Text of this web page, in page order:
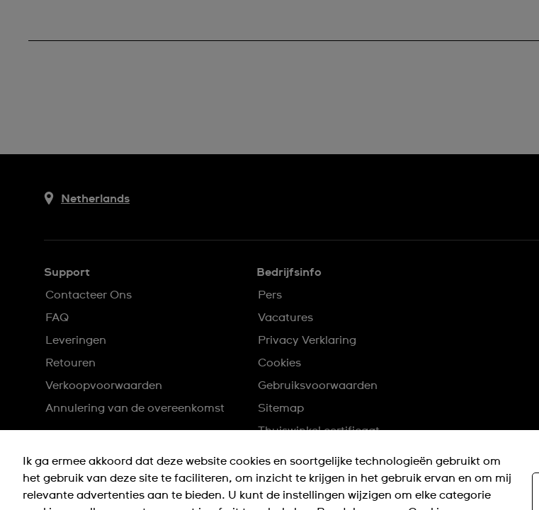
Netherlands
Support
Contacteer Ons
FAQ
Leveringen
Retouren
Verkoopvoorwaarden
Annulering van de overeenkomst
Bedrijfsinfo
Pers
Vacatures
Privacy Verklaring
Cookies
Gebruiksvoorwaarden
Sitemap
Thuiswinkel certificaat
SWISS MADE
Ik ga ermee akkoord dat deze website cookies en soortgelijke technologieën gebruikt om
het gebruik van deze site te faciliteren, om inzicht te krijgen in het gebruik ervan en om mij
relevante advertenties aan te bieden. U kunt de instellingen wijzigen om elke categorie